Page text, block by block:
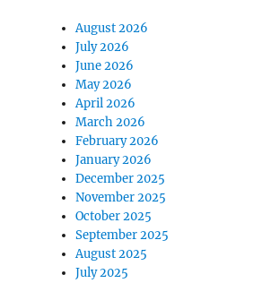
August 2026
July 2026
June 2026
May 2026
April 2026
March 2026
February 2026
January 2026
December 2025
November 2025
October 2025
September 2025
August 2025
July 2025